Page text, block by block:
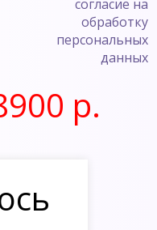
согласие на
обработку
персональных
данных
р.